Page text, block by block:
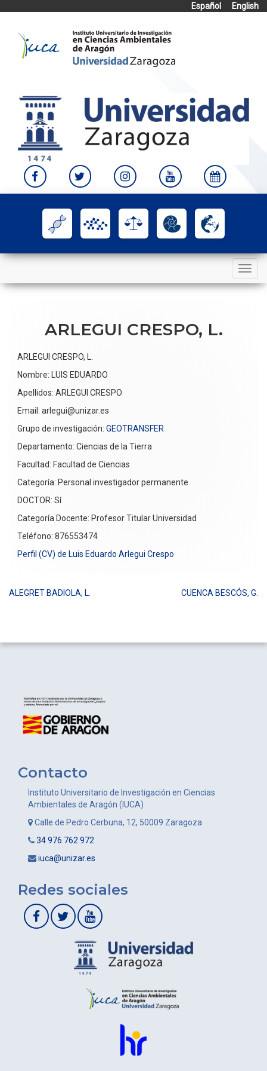
Español
English
content
Toggle
navigation
ARLEGUI CRESPO, L.
ARLEGUI CRESPO, L.
Nombre: LUIS EDUARDO
Apellidos: ARLEGUI CRESPO
Email: arlegui@unizar.es
Grupo de investigación: GEOTRANSFER
Departamento: Ciencias de la Tierra
Facultad: Facultad de Ciencias
Categoría: Personal investigador permanente
DOCTOR: Sí
Categoría Docente: Profesor Titular Universidad
Teléfono: 876553474
Perfil (CV) de Luis Eduardo Arlegui Crespo
entradas
ALEGRET BADIOLA, L. CUENCA BESCÓS, G.
Contacto
Instituto Universitario de Investigación en Ciencias
Ambientales de Aragón (IUCA)
Calle de Pedro Cerbuna, 12, 50009 Zaragoza
34 976 762 972
iuca@unizar.es
Redes sociales